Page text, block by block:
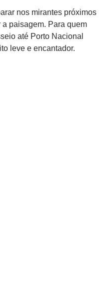
nos mirantes próximos
paisagem. Para quem
até Porto Nacional
leve e encantador.